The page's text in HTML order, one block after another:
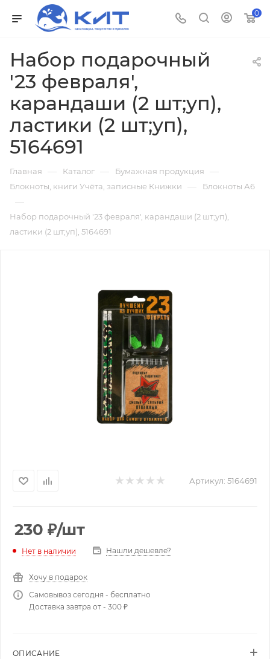
0
Набор подарочный
'23 февраля',
карандаши (2 шт;уп),
ластики (2 шт;уп),
5164691
Главная — Каталог — Бумажная продукция —
Блокноты, книги Учёта, записные Книжки — Блокноты А6
—
Набор подарочный '23 февраля', карандаши (2 шт;уп),
ластики (2 шт;уп), 5164691
Артикул: 5164691
230 ₽/шт
Нет в наличии Нашли дешевле?
Хочу в подарок
Самовывоз сегодня - бесплатно
Доставка завтра от - 300 ₽
ОПИСАНИЕ